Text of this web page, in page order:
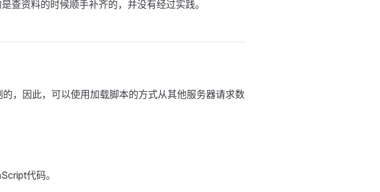
查资料的时候顺手补齐的，并没有经过实践。
，因此，可以使用加载脚本的方式从其他服务器请求数
代码。